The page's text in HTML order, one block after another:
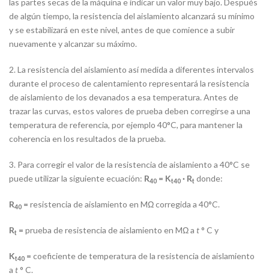
las partes secas de la máquina e indicar un valor muy bajo. Después
de algún tiempo, la resistencia del aislamiento alcanzará su mínimo
y se estabilizará en este nivel, antes de que comience a subir
nuevamente y alcanzar su máximo.
2. La resistencia del aislamiento así medida a diferentes intervalos
durante el proceso de calentamiento representará la resistencia
de aislamiento de los devanados a esa temperatura. Antes de
trazar las curvas, estos valores de prueba deben corregirse a una
temperatura de referencia, por ejemplo 40°C, para mantener la
coherencia en los resultados de la prueba.
3. Para corregir el valor de la resistencia de aislamiento a 40°C se
puede utilizar la siguiente ecuación: R40 = Kt40 · Rt donde:
R40 = resistencia de aislamiento en MΩ corregida a 40°C.
Rt = prueba de resistencia de aislamiento en MΩ a t° C y
Kt40 = coeficiente de temperatura de la resistencia de aislamiento
a t° C.